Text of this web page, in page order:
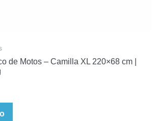
de Motos – Camilla XL 220×68 cm |